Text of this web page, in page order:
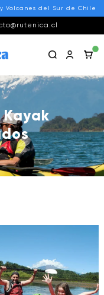
Volcanes del Sur de Chile
Kayak